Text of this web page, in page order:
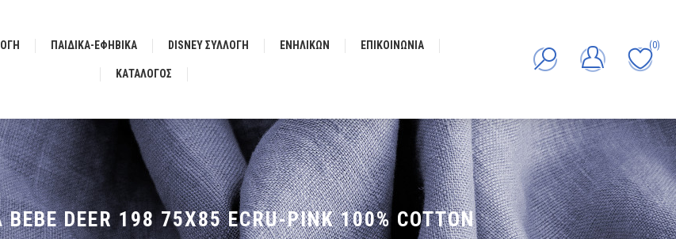
ΠΑΙΔΙΚΑ-ΕΦΗΒΙΚΑ DISNEY ΣΥΛΛΟΓΗ ΕΝΗΛΙΚΩΝ ΕΠΙΚΟΙΝΩΝΊΑ
ΚΑΤΆΛΟΓΟΣ
(0)
DEER 198 75X85 ECRU-PINK 100% COTTON